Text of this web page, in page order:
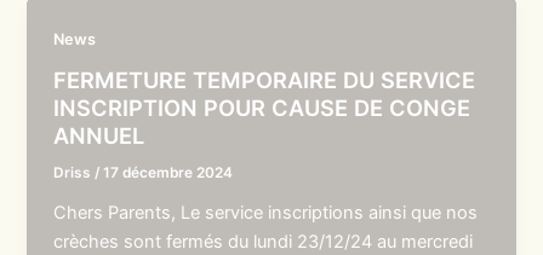
News
FERMETURE TEMPORAIRE DU SERVICE
INSCRIPTION POUR CAUSE DE CONGE
ANNUEL
Driss /17 décembre 2024
Chers Parents, Le service inscriptions ainsi que nos
crèches sont fermés du lundi 23/12/24 au mercredi